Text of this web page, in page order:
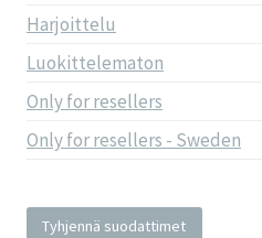
Harjoittelu
Luokittelematon
Only for resellers
Only for resellers - Sweden
Tyhjennä suodattimet